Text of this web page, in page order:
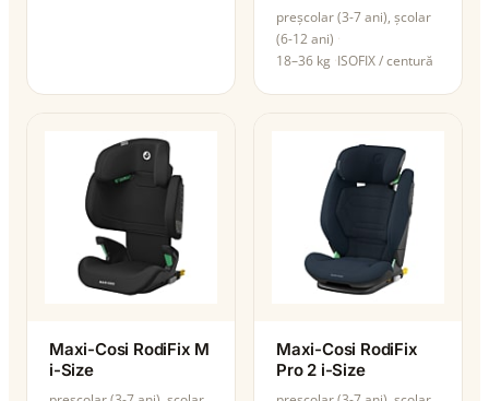
preșcolar (3-7 ani), școlar
(6-12 ani)
18–36 kg ISOFIX / centură
Maxi-Cosi RodiFix M
i-Size
Maxi-Cosi RodiFix
Pro 2 i-Size